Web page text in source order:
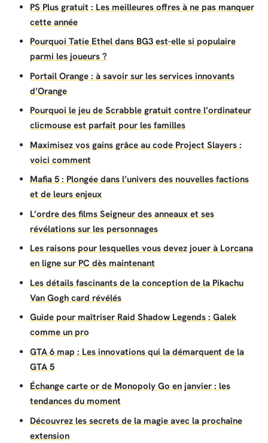
PS Plus gratuit : Les meilleures offres à ne pas manquer
cette année
Pourquoi Tatie Ethel dans BG3 est-elle si populaire
parmi les joueurs ?
Portail Orange : à savoir sur les services innovants
d’Orange
Pourquoi le jeu de Scrabble gratuit contre l’ordinateur
clicmouse est parfait pour les familles
Maximisez vos gains grâce au code Project Slayers :
voici comment
Mafia 5 : Plongée dans l’univers des nouvelles factions
et de leurs enjeux
L’ordre des films Seigneur des anneaux et ses
révélations sur les personnages
Les raisons pour lesquelles vous devez jouer à Lorcana
en ligne sur PC dès maintenant
Les détails fascinants de la conception de la Pikachu
Van Gogh card révélés
Guide pour maîtriser Raid Shadow Legends : Galek
comme un pro
GTA 6 map : Les innovations qui la démarquent de la
GTA 5
Échange carte or de Monopoly Go en janvier : les
tendances du moment
Découvrez les secrets de la magie avec la prochaîne
extension